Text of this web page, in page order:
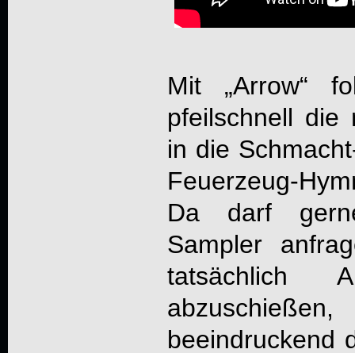
Mit „Arrow“
pfeilschnell die
in die
Feuerzeug-
Da darf
Sampler
tatsächlich
beeindruckend